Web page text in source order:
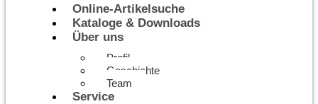
Online-Artikelsuche
Kataloge & Downloads
Über uns
Profil
Geschichte
Team
Service